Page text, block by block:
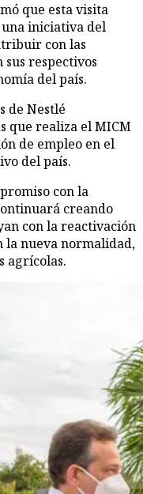
que esta visita
iniciativa del
con las
respectivos
del país.
de Nestlé
que realiza el MICM
de empleo en el
del país.
con la
creando
con la reactivación
la nueva normalidad,
agrícolas.